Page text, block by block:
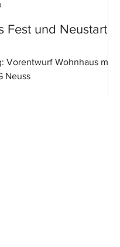
Fest und Neustart
Vorentwurf Wohnhaus mit
Neuss